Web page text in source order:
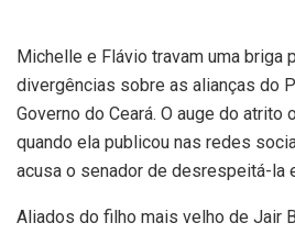
Michelle e Flávio travam uma briga
divergências sobre as alianças do
Governo do Ceará. O auge do atrito
quando ela publicou nas redes
acusa o senador de desrespeitá-la
Aliados do filho mais velho de Jair